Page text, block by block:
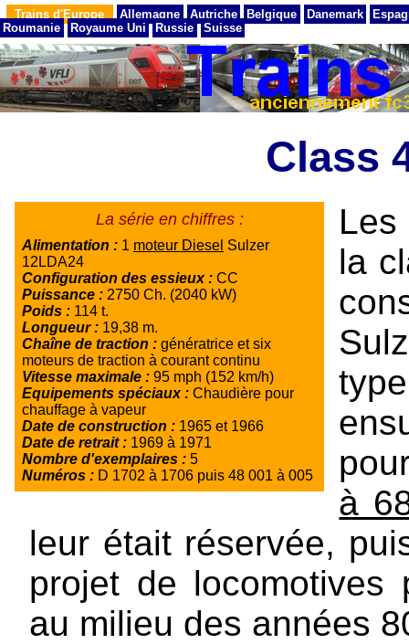
Trains d'Europe Allemagne Autriche Belgique Danemark
Roumanie
Royaume Uni Russie Suisse
Class
La série en chiffres :
Alimentation : 1 moteur Diesel Sulzer
12LDA24
Configuration des essieux : CC
Puissance : 2750 Ch. (2040 kW)
Poids : 114 t.
Longueur : 19,38 m.
Chaîne de traction : génératrice et six
moteurs de traction à courant continu
Vitesse maximale : 95 mph (152 km/h)
Equipements spéciaux : Chaudière pour
chauffage à vapeur
Date de construction : 1965 et 1966
Date de retrait : 1969 à 1971
Nombre d'exemplaires : 5
Numéros : D 1702 à 1706 puis 48 001 à 005
la
à
leur était réservée,
projet de locomotives
au milieu des années